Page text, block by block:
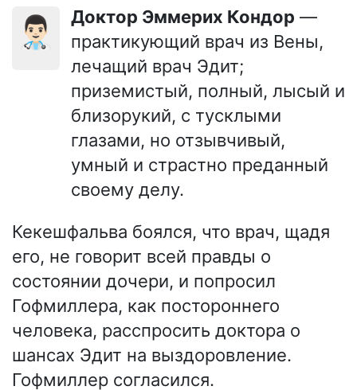
👨🏻‍⚕️ Доктор Эммерих Кондор —
практикующий врач из Вены,
лечащий врач Эдит;
приземистый, полный, лысый и
близорукий, с тусклыми
глазами, но отзывчивый,
умный и страстно преданный
своему делу.
Кекешфальва боялся, что врач, щадя
его, не говорит всей правды о
состоянии дочери, и попросил
Гофмиллера, как постороннего
человека, расспросить доктора о
шансах Эдит на выздоровление.
Гофмиллер согласился.